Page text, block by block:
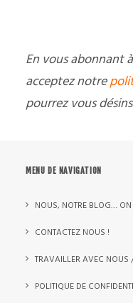
En vous abonnant
acceptez notre
pourrez vous
MENU DE NAVIGATION
NOUS, NOTRE BLOG… ON
CONTACTEZ NOUS !
TRAVAILLER AVEC NOUS
POLITIQUE DE